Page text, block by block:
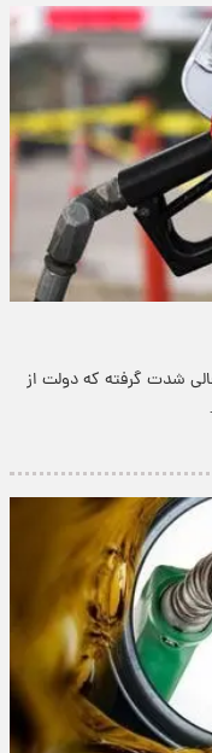
حالی شدت گرفته که دولت از